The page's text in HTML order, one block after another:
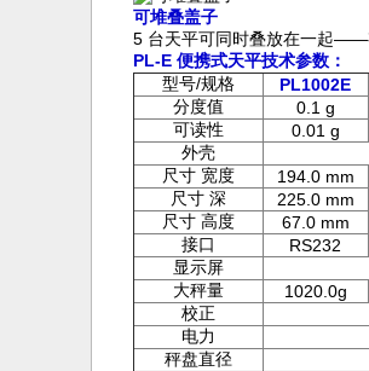
可堆叠盖子
5 台天平可同时叠放在一起——
PL-E 便携式天平技术参数：
型号/规格 PL1002E
分度值 0.1 g
可读性 0.01 g
外壳
尺寸 宽度 194.0 mm
尺寸 深 225.0 mm
尺寸 高度 67.0 mm
接口 RS232
显示屏
大秤量
1020.0g
校正
电力
秤盘直径